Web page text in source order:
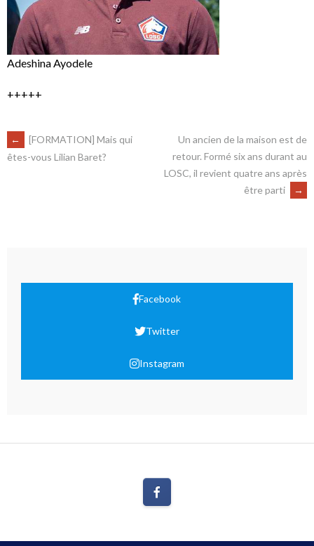
Adeshina Ayodele
+++++
←
[FORMATION] Mais qui
êtes-vous Lilian Baret?
Un ancien de la maison est de
retour. Formé six ans durant au
LOSC, il revient quatre ans après
être parti
→
Facebook
Twitter
Instagram